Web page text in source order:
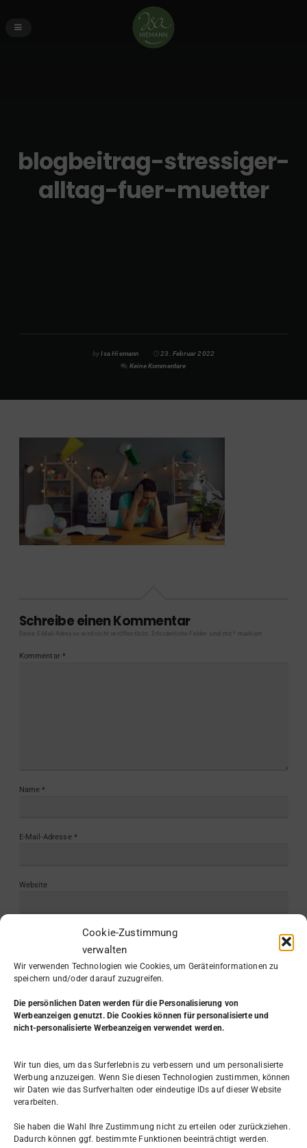
Cookie-Zustimmung
verwalten
Wir verwenden Technologien wie Cookies, um Geräteinformationen zu
speichern und/oder darauf zuzugreifen.
Die persönlichen Daten werden für die Personalisierung von
Werbeanzeigen genutzt. Die Cookies können für personalisierte und
nicht-personalisierte Werbeanzeigen verwendet werden.
Wir tun dies, um das Surferlebnis zu verbessern und um personalisierte
Werbung anzuzeigen. Wenn Sie diesen Technologien zustimmen, können
wir Daten wie das Surfverhalten oder eindeutige IDs auf dieser Website
verarbeiten.
Sie haben die Wahl Ihre Zustimmung nicht zu erteilen oder zurückziehen.
Dadurch können ggf. bestimmte Funktionen beeinträchtigt werden.
blogbeitrag-stressiger-
alltag-fuer-muetter
byIsa Hiemann
23. Februar 2022
Keine Kommentare
Schreibe einen Kommentar
Deine E-Mail-Adresse wird nicht veröffentlicht. Erforderliche Felder sind mit markiert
Kommentar *
Name *
E-Mail-Adresse *
Website
Aus dem Leben(7)
Beruf & Arbeit(31)
Bewerbung(4)
Existenzgründung (9)
FAQ(3)